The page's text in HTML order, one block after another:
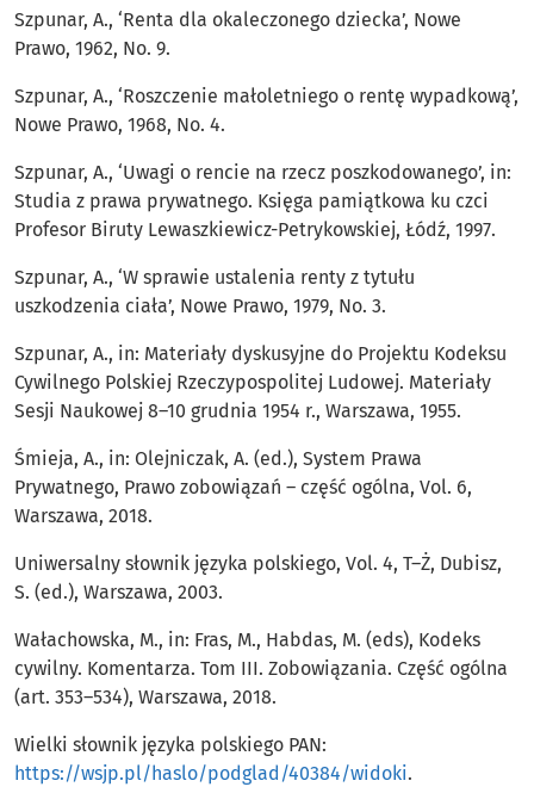
Szpunar, A., ‘Renta dla okaleczonego dziecka’, Nowe
Prawo, 1962, No. 9.
Szpunar, A., ‘Roszczenie małoletniego o rentę wypadkową’,
Nowe Prawo, 1968, No. 4.
Szpunar, A., ‘Uwagi o rencie na rzecz poszkodowanego’, in:
Studia z prawa prywatnego. Księga pamiątkowa ku czci
Profesor Biruty Lewaszkiewicz-Petrykowskiej, Łódź, 1997.
Szpunar, A., ‘W sprawie ustalenia renty z tytułu
uszkodzenia ciała’, Nowe Prawo, 1979, No. 3.
Szpunar, A., in: Materiały dyskusyjne do Projektu Kodeksu
Cywilnego Polskiej Rzeczypospolitej Ludowej. Materiały
Sesji Naukowej 8–10 grudnia 1954 r., Warszawa, 1955.
Śmieja, A., in: Olejniczak, A. (ed.), System Prawa
Prywatnego, Prawo zobowiązań – część ogólna, Vol. 6,
Warszawa, 2018.
Uniwersalny słownik języka polskiego, Vol. 4, T–Ż, Dubisz,
S. (ed.), Warszawa, 2003.
Wałachowska, M., in: Fras, M., Habdas, M. (eds), Kodeks
cywilny. Komentarza. Tom III. Zobowiązania. Część ogólna
(art. 353–534), Warszawa, 2018.
Wielki słownik języka polskiego PAN:
https://wsjp.pl/haslo/podglad/40384/widoki.